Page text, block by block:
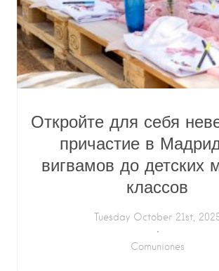
Откройте для себя
причастие в
вигвамов до детских
классов
Tuesday October 21st,
Comuniones